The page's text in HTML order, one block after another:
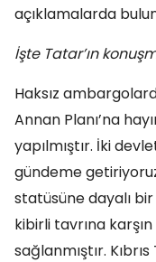
açıklamalarda
İşte Tatar’ın
Haksız
Annan Planı’na
yapılmıştır. İki
gündeme
statüsüne dayalı
kibirli tavrına
sağlanmıştır.